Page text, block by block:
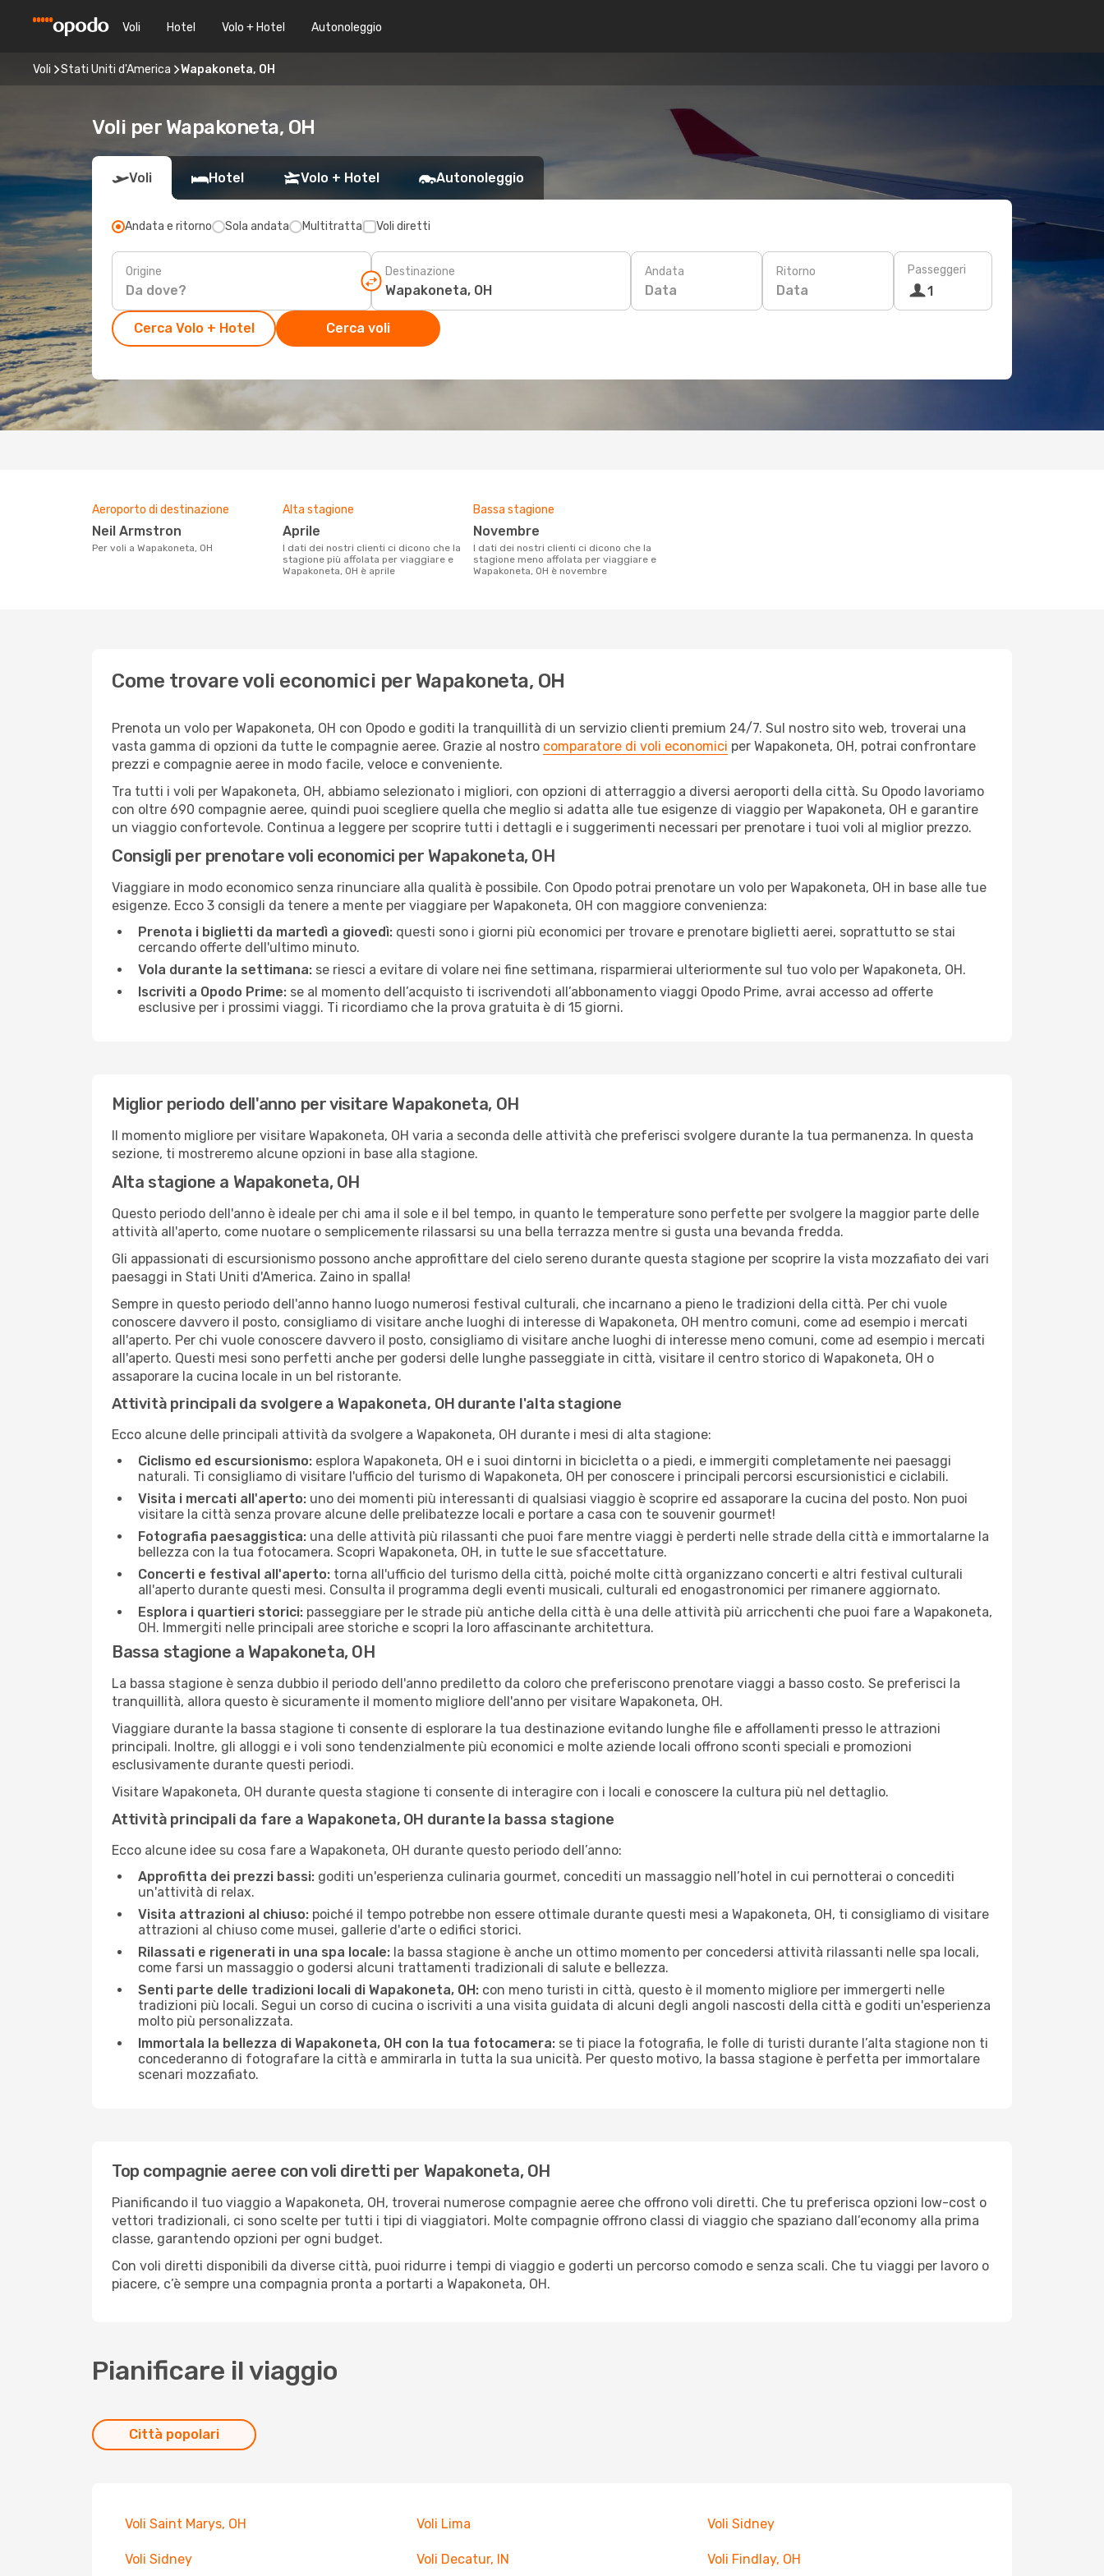
Voli Hotel Volo + Hotel Autonoleggio
Voli Stati Uniti d'America Wapakoneta, OH
Voli per Wapakoneta, OH
Voli Hotel Volo + Hotel Autonoleggio
Andata e ritorno Sola andata Multitratta Voli diretti
Origine Destinazione Andata
Data
Ritorno
Data
Passeggeri
1
Cerca Volo + Hotel Cerca voli
Aeroporto di destinazione
Neil Armstron
Per voli a Wapakoneta, OH
Alta stagione
aprile
I dati dei nostri clienti ci dicono che la
stagione più affolata per viaggiare e
Wapakoneta, OH è aprile
Bassa stagione
novembre
I dati dei nostri clienti ci dicono che la
stagione meno affolata per viaggiare e
Wapakoneta, OH è novembre
Come trovare voli economici per Wapakoneta, OH
Prenota un volo per Wapakoneta, OH con Opodo e goditi la tranquillità di un servizio clienti premium 24/7. Sul nostro sito web, troverai una
vasta gamma di opzioni da tutte le compagnie aeree. Grazie al nostro comparatore di voli economici per Wapakoneta, OH, potrai confrontare
prezzi e compagnie aeree in modo facile, veloce e conveniente.
Tra tutti i voli per Wapakoneta, OH, abbiamo selezionato i migliori, con opzioni di atterraggio a diversi aeroporti della città. Su Opodo lavoriamo
con oltre 690 compagnie aeree, quindi puoi scegliere quella che meglio si adatta alle tue esigenze di viaggio per Wapakoneta, OH e garantire
un viaggio confortevole. Continua a leggere per scoprire tutti i dettagli e i suggerimenti necessari per prenotare i tuoi voli al miglior prezzo.
Consigli per prenotare voli economici per Wapakoneta, OH
Viaggiare in modo economico senza rinunciare alla qualità è possibile. Con Opodo potrai prenotare un volo per Wapakoneta, OH in base alle tue
esigenze. Ecco 3 consigli da tenere a mente per viaggiare per Wapakoneta, OH con maggiore convenienza:
Prenota i biglietti da martedì a giovedì: questi sono i giorni più economici per trovare e prenotare biglietti aerei, soprattutto se stai
cercando offerte dell'ultimo minuto.
Vola durante la settimana: se riesci a evitare di volare nei fine settimana, risparmierai ulteriormente sul tuo volo per Wapakoneta, OH.
Iscriviti a Opodo Prime: se al momento dell’acquisto ti iscrivendoti all’abbonamento viaggi Opodo Prime, avrai accesso ad offerte
esclusive per i prossimi viaggi. Ti ricordiamo che la prova gratuita è di 15 giorni.
Miglior periodo dell'anno per visitare Wapakoneta, OH
Il momento migliore per visitare Wapakoneta, OH varia a seconda delle attività che preferisci svolgere durante la tua permanenza. In questa
sezione, ti mostreremo alcune opzioni in base alla stagione.
Alta stagione a Wapakoneta, OH
Questo periodo dell'anno è ideale per chi ama il sole e il bel tempo, in quanto le temperature sono perfette per svolgere la maggior parte delle
attività all'aperto, come nuotare o semplicemente rilassarsi su una bella terrazza mentre si gusta una bevanda fredda.
Gli appassionati di escursionismo possono anche approfittare del cielo sereno durante questa stagione per scoprire la vista mozzafiato dei vari
paesaggi in Stati Uniti d'America. Zaino in spalla!
Sempre in questo periodo dell'anno hanno luogo numerosi festival culturali, che incarnano a pieno le tradizioni della città. Per chi vuole
conoscere davvero il posto, consigliamo di visitare anche luoghi di interesse di Wapakoneta, OH mentro comuni, come ad esempio i mercati
all'aperto. Per chi vuole conoscere davvero il posto, consigliamo di visitare anche luoghi di interesse meno comuni, come ad esempio i mercati
all'aperto. Questi mesi sono perfetti anche per godersi delle lunghe passeggiate in città, visitare il centro storico di Wapakoneta, OH o
assaporare la cucina locale in un bel ristorante.
Attività principali da svolgere a Wapakoneta, OH durante l'alta stagione
Ecco alcune delle principali attività da svolgere a Wapakoneta, OH durante i mesi di alta stagione:
Ciclismo ed escursionismo: esplora Wapakoneta, OH e i suoi dintorni in bicicletta o a piedi, e immergiti completamente nei paesaggi
naturali. Ti consigliamo di visitare l'ufficio del turismo di Wapakoneta, OH per conoscere i principali percorsi escursionistici e ciclabili.
Visita i mercati all'aperto: uno dei momenti più interessanti di qualsiasi viaggio è scoprire ed assaporare la cucina del posto. Non puoi
visitare la città senza provare alcune delle prelibatezze locali e portare a casa con te souvenir gourmet!
Fotografia paesaggistica: una delle attività più rilassanti che puoi fare mentre viaggi è perderti nelle strade della città e immortalarne la
bellezza con la tua fotocamera. Scopri Wapakoneta, OH, in tutte le sue sfaccettature.
Concerti e festival all'aperto: torna all'ufficio del turismo della città, poiché molte città organizzano concerti e altri festival culturali
all'aperto durante questi mesi. Consulta il programma degli eventi musicali, culturali ed enogastronomici per rimanere aggiornato.
Esplora i quartieri storici: passeggiare per le strade più antiche della città è una delle attività più arricchenti che puoi fare a Wapakoneta,
OH. Immergiti nelle principali aree storiche e scopri la loro affascinante architettura.
Bassa stagione a Wapakoneta, OH
La bassa stagione è senza dubbio il periodo dell'anno prediletto da coloro che preferiscono prenotare viaggi a basso costo. Se preferisci la
tranquillità, allora questo è sicuramente il momento migliore dell'anno per visitare Wapakoneta, OH.
Viaggiare durante la bassa stagione ti consente di esplorare la tua destinazione evitando lunghe file e affollamenti presso le attrazioni
principali. Inoltre, gli alloggi e i voli sono tendenzialmente più economici e molte aziende locali offrono sconti speciali e promozioni
esclusivamente durante questi periodi.
Visitare Wapakoneta, OH durante questa stagione ti consente di interagire con i locali e conoscere la cultura più nel dettaglio.
Attività principali da fare a Wapakoneta, OH durante la bassa stagione
Ecco alcune idee su cosa fare a Wapakoneta, OH durante questo periodo dell’anno:
Approfitta dei prezzi bassi: goditi un'esperienza culinaria gourmet, concediti un massaggio nell’hotel in cui pernotterai o concediti
un'attività di relax.
Visita attrazioni al chiuso: poiché il tempo potrebbe non essere ottimale durante questi mesi a Wapakoneta, OH, ti consigliamo di visitare
attrazioni al chiuso come musei, gallerie d'arte o edifici storici.
Rilassati e rigenerati in una spa locale: la bassa stagione è anche un ottimo momento per concedersi attività rilassanti nelle spa locali,
come farsi un massaggio o godersi alcuni trattamenti tradizionali di salute e bellezza.
Senti parte delle tradizioni locali di Wapakoneta, OH: con meno turisti in città, questo è il momento migliore per immergerti nelle
tradizioni più locali. Segui un corso di cucina o iscriviti a una visita guidata di alcuni degli angoli nascosti della città e goditi un'esperienza
molto più personalizzata.
Immortala la bellezza di Wapakoneta, OH con la tua fotocamera: se ti piace la fotografia, le folle di turisti durante l’alta stagione non ti
concederanno di fotografare la città e ammirarla in tutta la sua unicità. Per questo motivo, la bassa stagione è perfetta per immortalare
scenari mozzafiato.
Top compagnie aeree con voli diretti per Wapakoneta, OH
Pianificando il tuo viaggio a Wapakoneta, OH, troverai numerose compagnie aeree che offrono voli diretti. Che tu preferisca opzioni low-cost o
vettori tradizionali, ci sono scelte per tutti i tipi di viaggiatori. Molte compagnie offrono classi di viaggio che spaziano dall’economy alla prima
classe, garantendo opzioni per ogni budget.
Con voli diretti disponibili da diverse città, puoi ridurre i tempi di viaggio e goderti un percorso comodo e senza scali. Che tu viaggi per lavoro o
piacere, c’è sempre una compagnia pronta a portarti a Wapakoneta, OH.
Pianificare il viaggio
Città popolari
Voli Saint Marys, OH Voli Lima Voli Sidney
Voli Sidney Voli Decatur, IN Voli Findlay, OH